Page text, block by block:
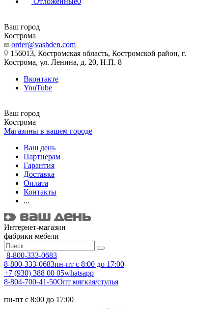
Ваш город
Кострома
order@vashden.com
156013, Костромская область, Костромской район, г.
Кострома, ул. Ленина, д. 20, Н.П. 8
Вконтакте
YouTube
Ваш город
Кострома
Магазины в вашем городе
Ваш день
Партнерам
Гарантия
Доставка
Оплата
Контакты
...
Интернет-магазин
фабрики мебели
8-800-333-0683
8-800-333-0683пн-пт с 8:00 до 17:00
+7 (930) 388 00 05whatsapp
8-804-700-41-50Опт мягкая/стулья
пн-пт с 8:00 до 17:00